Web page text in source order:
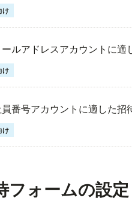
け
ールアドレスアカウントに
け
員番号アカウントに適した招
け
フォームの設定